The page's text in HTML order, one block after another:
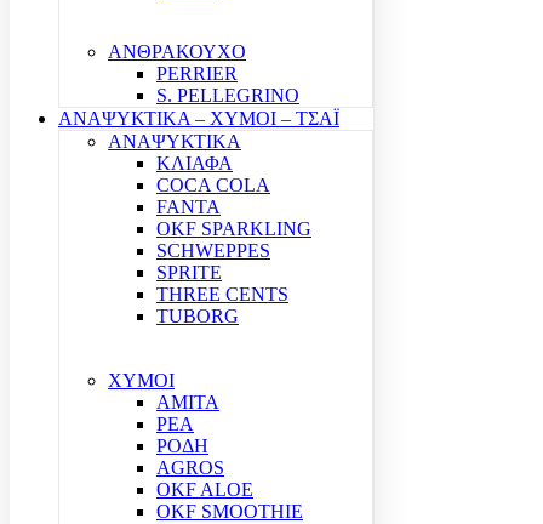
ΑΝΘΡΑΚΟΥΧΟ
PERRIER
S. PELLEGRINO
ΑΝΑΨΥΚΤΙΚΑ – ΧΥΜΟΙ – ΤΣΑΪ
ΑΝΑΨΥΚΤΙΚΑ
ΚΛΙΑΦΑ
COCA COLA
FANTA
OKF SPARKLING
SCHWEPPES
SPRITE
THREE CENTS
TUBORG
ΧΥΜΟΙ
ΑΜΙΤΑ
ΡΕΑ
ΡΟΔΗ
AGROS
OKF ALOE
OKF SMOOTHIE